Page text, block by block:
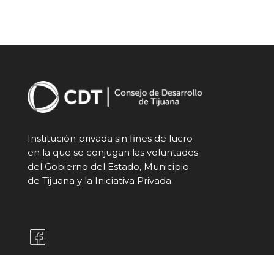
Institución privada sin fines de lucro
en la que se conjugan las voluntades
del Gobierno del Estado, Municipio
de Tijuana y la Iniciativa Privada.